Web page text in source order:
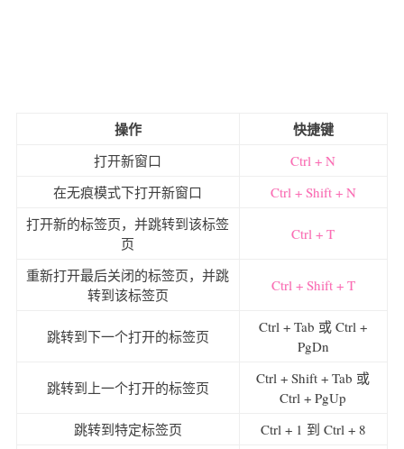
操作 快捷键
打开新窗口
Ctrl + N
在无痕模式下打开新窗口
Ctrl + Shift + N
打开新的标签页，并跳转到该标签
页
Ctrl + T
重新打开最后关闭的标签页，并跳
转到该标签页
Ctrl + Shift + T
跳转到下一个打开的标签页
Ctrl + Tab 或 Ctrl +
PgDn
跳转到上一个打开的标签页
Ctrl + Shift + Tab 或
Ctrl + PgUp
跳转到特定标签页
Ctrl + 1 到 Ctrl + 8